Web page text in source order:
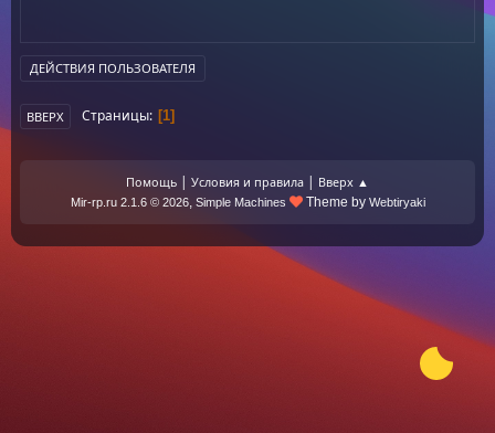
ДЕЙСТВИЯ ПОЛЬЗОВАТЕЛЯ
ВВЕРХ Страницы 1
Помощь | Условия и правила | Вверх ▲
Mir-rp.ru 2.1.6 © 2026, Simple Machines Theme by Webtiryaki